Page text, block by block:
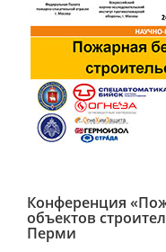
Конференция
объектов
Перми